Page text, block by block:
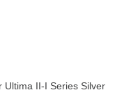
Ultima II-I Series Silver